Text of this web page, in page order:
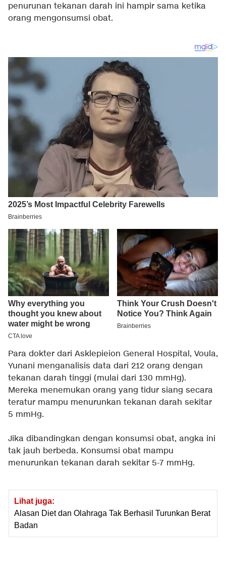
penurunan tekanan darah ini hampir sama ketika
orang mengonsumsi obat.
Para dokter dari Asklepieion General Hospital, Voula,
Yunani menganalisis data dari 212 orang dengan
tekanan darah tinggi (mulai dari 130 mmHg).
Mereka menemukan orang yang tidur siang secara
teratur mampu menurunkan tekanan darah sekitar
5 mmHg.
Jika dibandingkan dengan konsumsi obat, angka ini
tak jauh berbeda. Konsumsi obat mampu
menurunkan tekanan darah sekitar 5-7 mmHg.
Lihat juga:
Alasan Diet dan Olahraga Tak Berhasil Turunkan Berat
Badan